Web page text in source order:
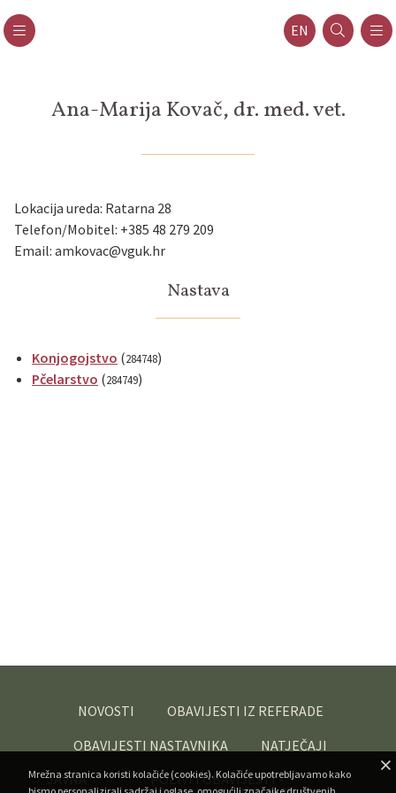
EN
Ana-Marija Kovač, dr. med. vet.
Lokacija ureda: Ratarna 28
Telefon/Mobitel: +385 48 279 209
Email: amkovac@vguk.hr
Nastava
Konjogojstvo (284748)
Pčelarstvo (284749)
NOVOSTI
OBAVIJESTI IZ REFERADE
OBAVIJESTI NASTAVNIKA
NATJEČAJI
JAVNA
POZIVI I OBAVIJESTI -
Mrežna stranica koristi kolačiće (cookies). Kolačiće upotrebljavamo kako